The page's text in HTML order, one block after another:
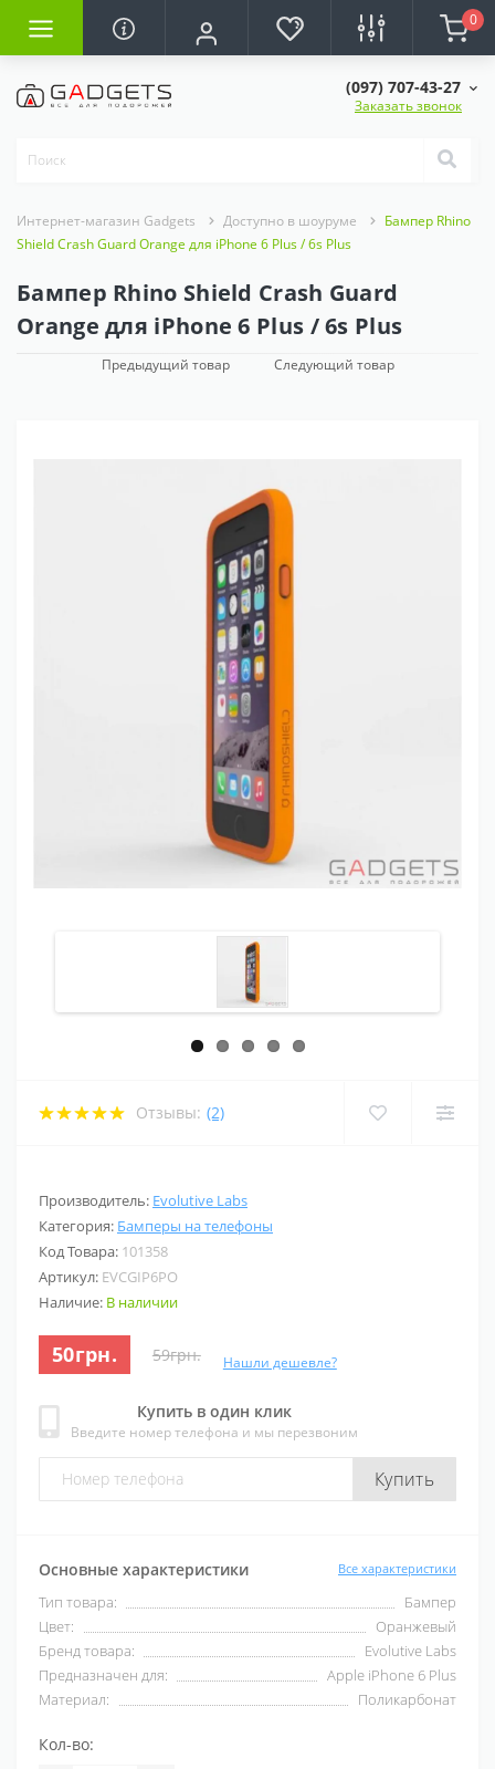
0
(097) 707-43-27
Заказать звонок
Интернет-магазин Gadgets Доступно в шоуруме
Бампер Rhino
Shield Crash Guard Orange для iPhone 6 Plus / 6s Plus
Бампер Rhino Shield Crash Guard
Orange для iPhone 6 Plus / 6s Plus
Предыдущий товар Следующий товар
Отзывы: (2)
Производитель: Evolutive Labs
Категория: Бамперы на телефоны
Код Товара: 101358
Артикул: EVCGIP6PO
Наличие: В наличии
50грн. 59грн. Нашли дешевле?
Купить в один клик
Введите номер телефона и мы перезвоним
Купить
Основные характеристики Все характеристики
Тип товара:
Бампер
Цвет:
Оранжевый
Бренд товара:
Evolutive Labs
Предназначен для:
Apple iPhone 6 Plus
Материал:
Поликарбонат
Кол-во: